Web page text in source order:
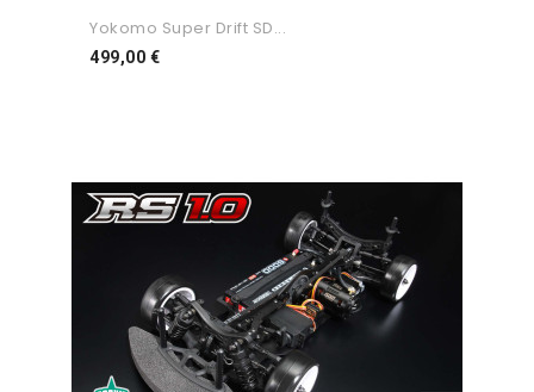
Yokomo Super Drift SD...
499,00 €Preço